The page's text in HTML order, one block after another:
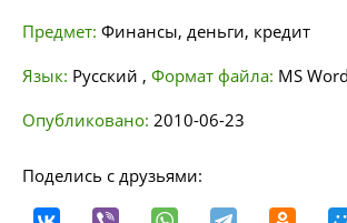
Предмет: Финансы, деньги, кредит
Язык: Русский , Формат файла: MS Word
Опубликовано: 2010-06-23
Поделись с друзьями: